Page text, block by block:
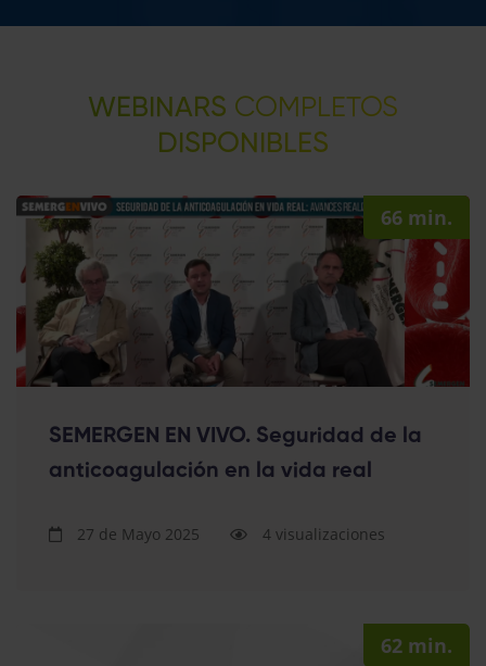
WEBINARS COMPLETOS
DISPONIBLES
66 min.
SEMERGEN EN VIVO. Seguridad de la
anticoagulación en la vida real
27 de Mayo 2025 4 visualizaciones
62 min.